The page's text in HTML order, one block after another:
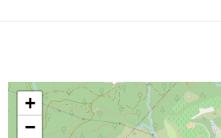
Trier par
+
−